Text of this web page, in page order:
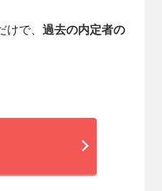
で、 過去の内定者の